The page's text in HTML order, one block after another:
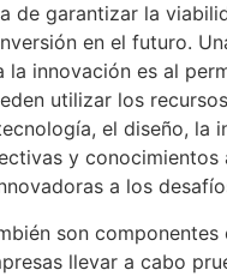
de garantizar la
en el futuro.
la innovación es al
utilizar los
el diseño, la
y conocimientos
a los
son componentes
llevar a cabo